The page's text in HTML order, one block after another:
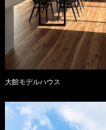
大館モデルハウス